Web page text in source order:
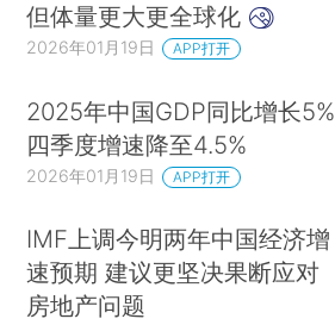
但体量更大更全球化
2026年01月19日 APP打开
2025年中国GDP同比增长5%
四季度增速降至4.5%
2026年01月19日 APP打开
IMF上调今明两年中国经济增
速预期 建议更坚决果断应对
房地产问题